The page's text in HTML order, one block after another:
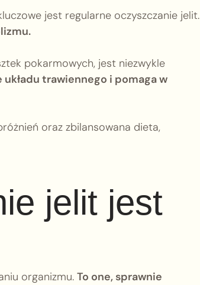
jest regularne oczyszczanie jelit.
pokarmowych, jest niezwykle
trawiennego i pomaga w
oraz zbilansowana dieta,
jelit jest
organizmu. To one, sprawnie